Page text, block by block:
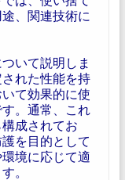
、関連技術に
いて説明しま
れた性能を持
て効果的に使
。通常、これ
成されてお
を目的として
境に応じて適
。